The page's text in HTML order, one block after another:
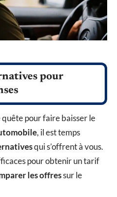
pour
pour faire baisser le
, il est temps
qui s’offrent à vous.
pour obtenir un tarif
les offressur le